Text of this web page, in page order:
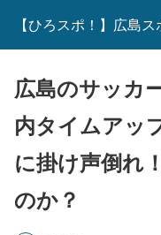
【ひろスポ！】広島
広島のサッカ
内タイムアッ
に掛け声倒れ
のか？